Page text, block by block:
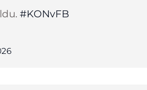
#KONvFB